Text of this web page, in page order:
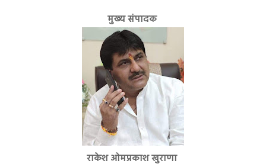
मुख्य संपादक
राकेश ओमप्रकाश खुराणा